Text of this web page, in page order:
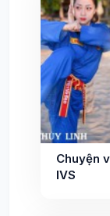
Chuyện
IVS